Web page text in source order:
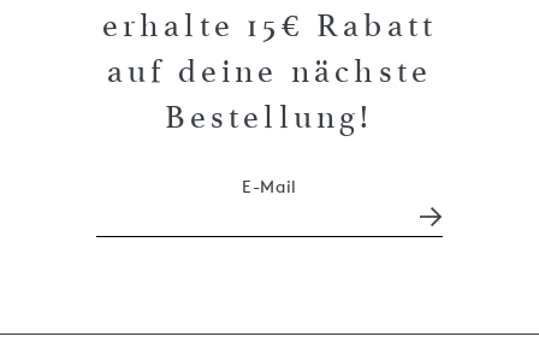
erhalte 15€ Rabatt
auf deine nächste
Bestellung!
E-Mail